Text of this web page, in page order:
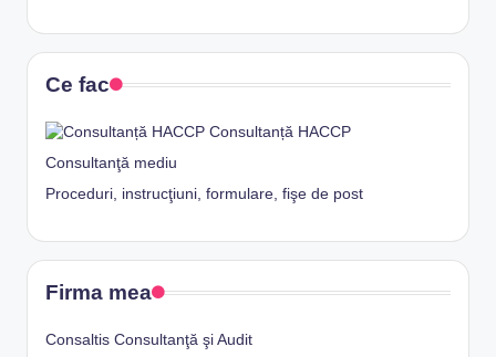
Ce fac
Consultanță HACCP
Consultanţă mediu
Proceduri, instrucţiuni, formulare, fişe de post
Firma mea
Consaltis Consultanţă şi Audit